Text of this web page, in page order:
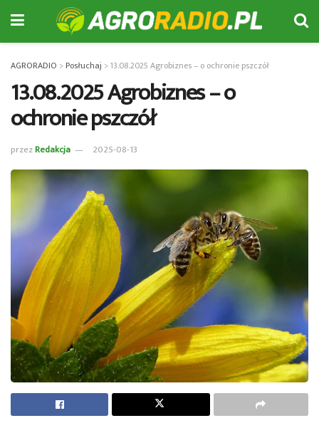
AGRORADIO >Posłuchaj >13.08.2025 Agrobiznes – o ochronie pszczół
13.08.2025 Agrobiznes – o
ochronie pszczół
przezRedakcja 2025-08-13